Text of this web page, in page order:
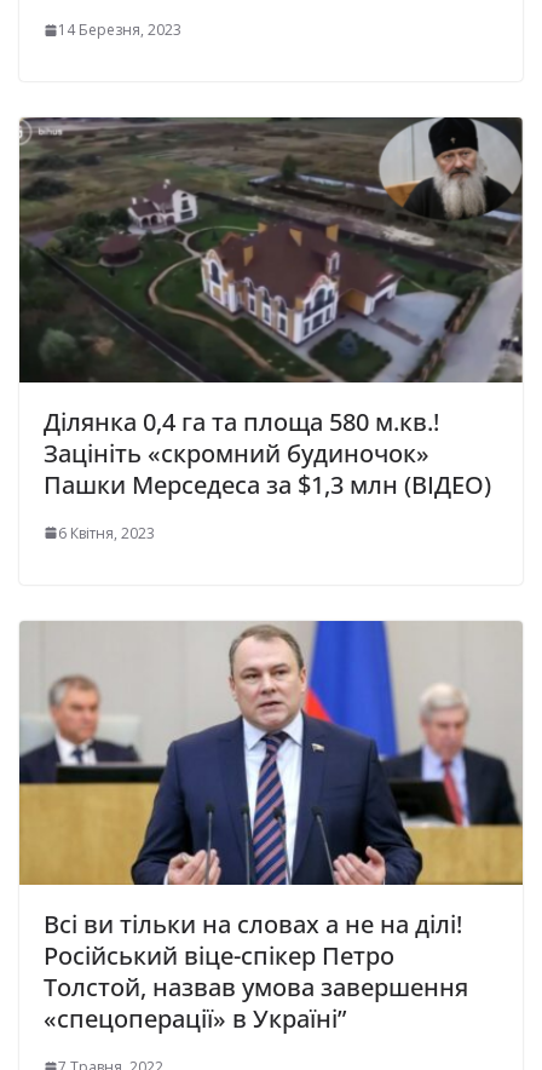
14 Березня, 2023
Ділянка 0,4 га та площа 580 м.кв.!
Зацініть «скромний будиночок»
Пашки Мерседеса за $1,3 млн (ВІДЕО)
6 Квітня, 2023
Всі ви тільки на словах а не на ділі!
Російський віце-спікер Петро
Толстой, назвав умова завершення
«спецоперації» в Україні”